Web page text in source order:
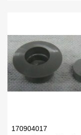
170904017